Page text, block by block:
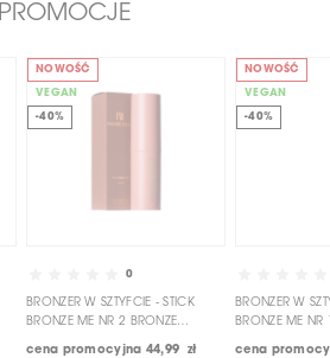
PROMOCJE
NOWOŚĆ
VEGAN
-40%
0
BRONZER W SZTYFCIE - STICK
BRONZE ME NR 2 BRONZE
cena promocyjna 44,99 zł
NOWOŚĆ
VEGAN
-40%
BRONZER W
BRONZE ME NR
cena